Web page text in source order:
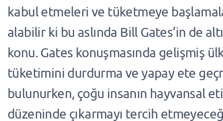
kabul etmeleri ve tüketmeye
alabilir ki bu aslında Bill Gates’in de
konu. Gates konuşmasında gelişmiş
tüketimini durdurma ve yapay ete
bulunurken, çoğu insanın hayvansal
düzeninde çıkarmayı tercih